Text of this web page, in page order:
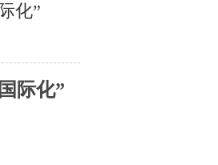
化”
际化”